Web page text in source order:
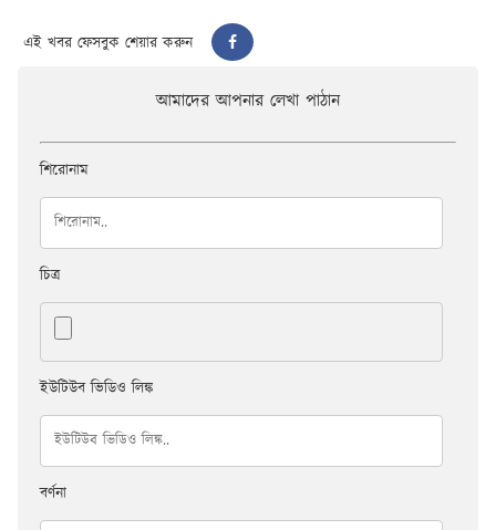
এই খবর ফেসবুক শেয়ার করুন
আমাদের আপনার লেখা পাঠান
শিরোনাম
চিত্র
ইউটিউব ভিডিও লিঙ্ক
বর্ণনা